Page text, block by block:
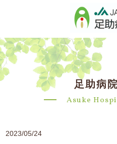
足助病
Asuke
2023/05/24